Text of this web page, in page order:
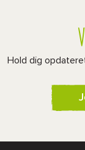
Hold dig